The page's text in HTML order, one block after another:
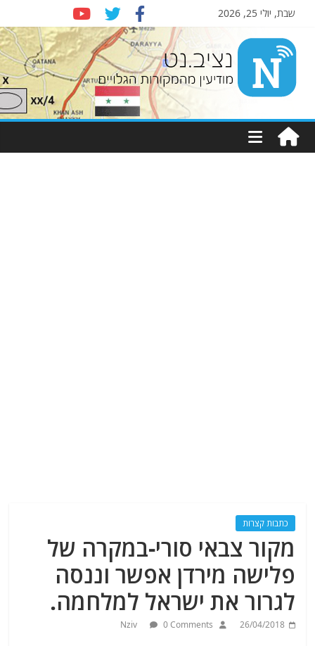
שבת, יולי 25, 2026
Nziv.net
מודיעין
מהמקורות
כתבות קצרות
מקור צבאי סורי-במקרה של
פלישה מירדן אפשר וננסה
לגרור את ישראל למלחמה.
26/04/2018
Nziv 0 Comments